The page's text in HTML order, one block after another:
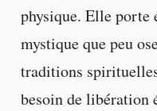
physique. Elle porte
mystique que peu
traditions
besoin de libération